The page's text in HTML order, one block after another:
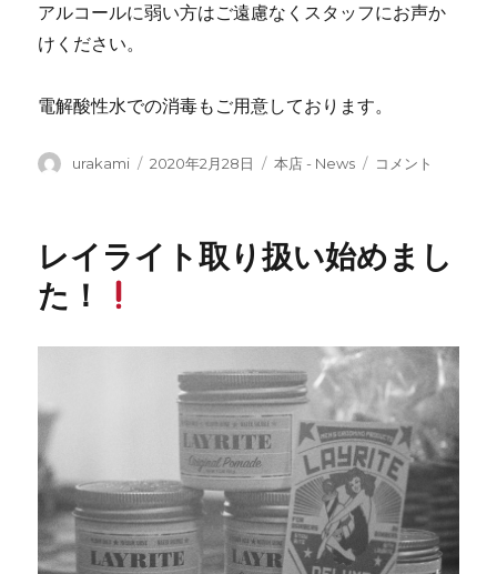
アルコールに弱い方はご遠慮なくスタッフにお声か
けください。
電解酸性水での消毒もご用意しております。
投
urakami
投
2020年2月28日
カ
ー
本店 - News
ウ
対
い
の
お
願
い
に
コメント
レイライト取り扱い始めまし
た！